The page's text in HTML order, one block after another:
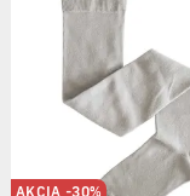
AKCIA -30%